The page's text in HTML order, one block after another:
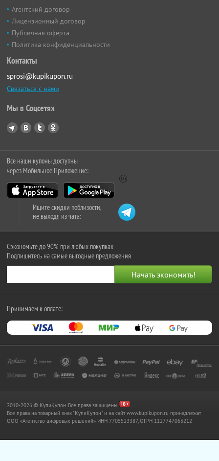
Агентский договор
Лицензионный договор
Публичная оферта
Политика конфиденциальности
Контакты
sprosi@kupikupon.ru
Связаться с нами
Мы в Соцсетях
Все наши купоны доступны
через Мобильное Приложение:
Ищите скидки поблизости,
не выходя из чата:
Сэкономьте до 90% при любых покупках
Подпишитесь на самые выгодные предложения
Принимаем к оплате:
2010-2026 © КупиКупон. Все права защищены.
Все права на товарный знак "КупиКупон" и на сайт www.kupikupon.ru принадлежат
OOO «Агентство цифровых решений» ИНН 7705523387, ОГРН 1127747063212